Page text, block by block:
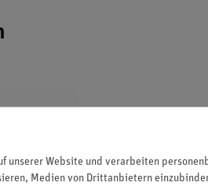
unserer Website und verarbeiten
Medien von Drittanbietern